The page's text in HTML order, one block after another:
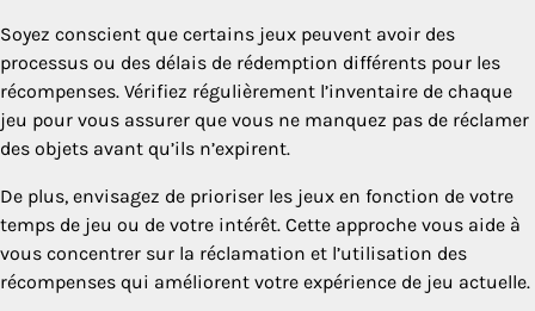
Soyez conscient que certains jeux peuvent avoir des
processus ou des délais de rédemption différents pour les
récompenses. Vérifiez régulièrement l’inventaire de chaque
jeu pour vous assurer que vous ne manquez pas de réclamer
des objets avant qu’ils n’expirent.
De plus, envisagez de prioriser les jeux en fonction de votre
temps de jeu ou de votre intérêt. Cette approche vous aide à
vous concentrer sur la réclamation et l’utilisation des
récompenses qui améliorent votre expérience de jeu actuelle.